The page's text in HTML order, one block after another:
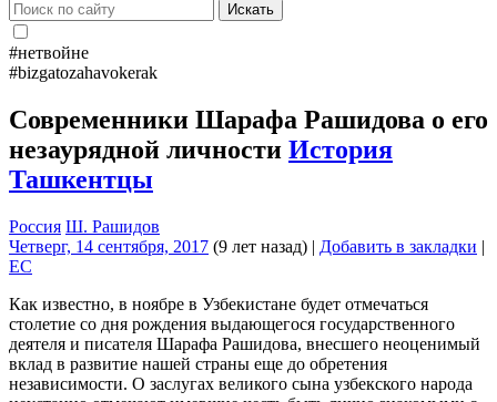
Искать
#нетвойне
#bizgatozahavokerak
Современники Шарафа Рашидова о его
незаурядной личности История
Ташкентцы
Россия Ш. Рашидов
Четверг, 14 сентября, 2017 (9 лет назад) | Добавить в закладки |
EC
Как известно, в ноябре в Узбекистане будет отмечаться
столетие со дня рождения выдающегося государственного
деятеля и писателя Шарафа Рашидова, внесшего неоценимый
вклад в развитие нашей страны еще до обретения
независимости. О заслугах великого сына узбекского народа